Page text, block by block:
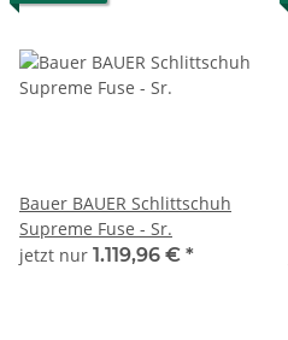
Bauer BAUER Schlittschuh
Supreme Fuse - Sr.
jetzt nur 1.119,96 € *